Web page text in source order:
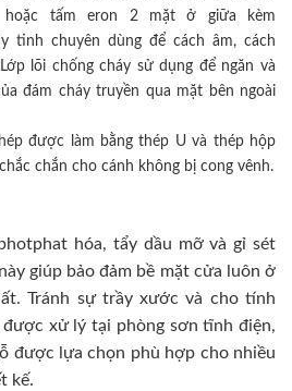
hoặc tấm eron 2 mặt ở giữa kèm
tinh chuyên dùng để cách âm, cách
lõi chống cháy sử dụng để ngăn và
đám cháy truyền qua mặt bên ngoài
được làm bằng thép U và thép hộp
chắn cho cánh không bị cong vênh.
hóa, tẩy dầu mỡ và gỉ sét
giúp bảo đảm bề mặt cửa luôn ở
Tránh sự trầy xước và cho tính
xử lý tại phòng sơn tĩnh điện,
được lựa chọn phù hợp cho nhiều
kế.